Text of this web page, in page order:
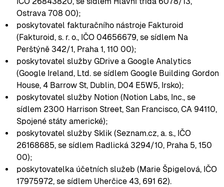
Ostrava 708 00);
poskytovatel fakturačního nástroje Fakturoid
(Fakturoid, s. r. o., IČO 04656679, se sídlem Na
Perštýně 342/1, Praha 1, 110 00);
poskytovatel služby GDrive a Google Analytics
(Google Ireland, Ltd. se sídlem Google Building Gordon
House, 4 Barrow St, Dublin, D04 E5W5, Irsko);
poskytovatel služby Notion (Notion Labs, Inc., se
sídlem 2300 Harrison Street, San Francisco, CA 94110,
Spojené státy americké);
poskytovatel služby Sklik (Seznam.cz, a. s., IČO
26168685, se sídlem Radlická 3294/10, Praha 5, 150
00);
poskytovatelka účetních služeb (Marie Špigelová, IČO
17975972, se sídlem Uherčice 43, 691 62).